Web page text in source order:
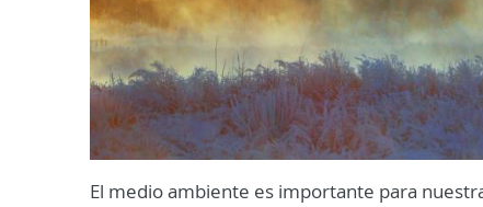
El medio ambiente es importante para